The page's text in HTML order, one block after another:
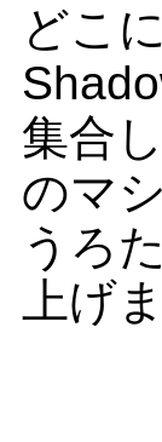
どこ
集合
のマ
うろ
上げ